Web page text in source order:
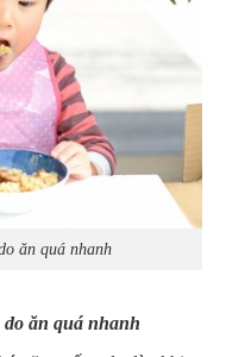
ăn quá nhanh
ăn quá nhanh